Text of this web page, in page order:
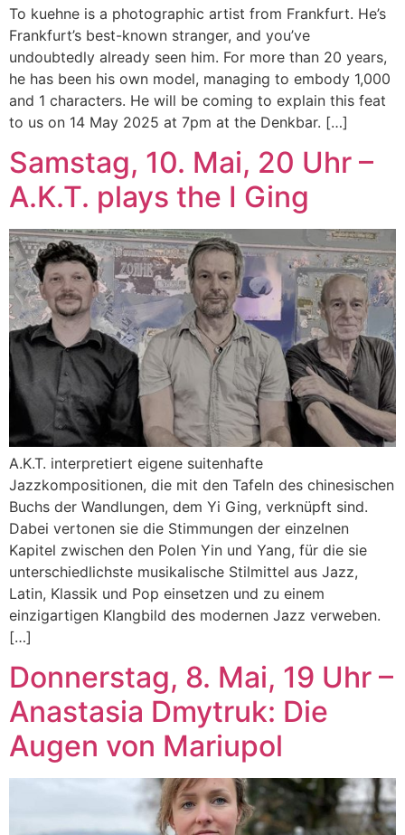
To kuehne is a photographic artist from Frankfurt. He’s
Frankfurt’s best-known stranger, and you’ve
undoubtedly already seen him. For more than 20 years,
he has been his own model, managing to embody 1,000
and 1 characters. He will be coming to explain this feat
to us on 14 May 2025 at 7pm at the Denkbar. […]
Samstag, 10. Mai, 20 Uhr –
A.K.T. plays the I Ging
A.K.T. interpretiert eigene suitenhafte
Jazzkompositionen, die mit den Tafeln des chinesischen
Buchs der Wandlungen, dem Yi Ging, verknüpft sind.
Dabei vertonen sie die Stimmungen der einzelnen
Kapitel zwischen den Polen Yin und Yang, für die sie
unterschiedlichste musikalische Stilmittel aus Jazz,
Latin, Klassik und Pop einsetzen und zu einem
einzigartigen Klangbild des modernen Jazz verweben.
[…]
Donnerstag, 8. Mai, 19 Uhr –
Anastasia Dmytruk: Die
Augen von Mariupol